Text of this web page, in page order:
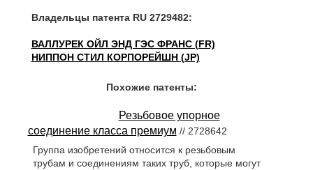
Владельцы патента RU 2729482:
ВАЛЛУРЕК ОЙЛ ЭНД ГЭС ФРАНС (FR)
НИППОН СТИЛ КОРПОРЕЙШН (JP)
Похожие патенты:
Резьбовое упорное
соединение класса премиум // 2728642
Группа изобретений относится к резьбовым
трубам и соединениям таких труб, которые могут